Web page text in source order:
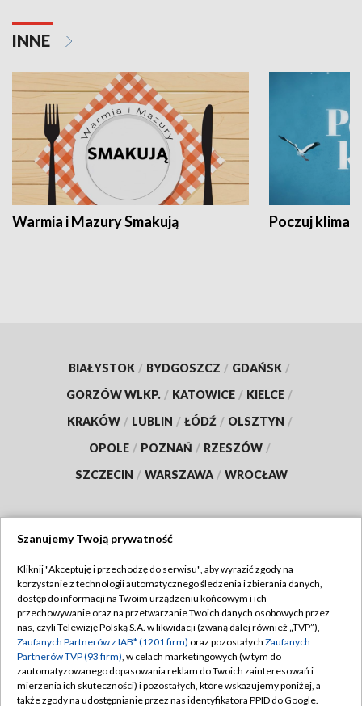
INNE
Warmia i Mazury Smakują Poczuj klimat
BIAŁYSTOK / BYDGOSZCZ / GDAŃSK /
GORZÓW WLKP. / KATOWICE / KIELCE /
KRAKÓW / LUBLIN / ŁÓDŹ / OLSZTYN /
OPOLE / POZNAŃ / RZESZÓW /
SZCZECIN / WARSZAWA / WROCŁAW
TVP
Abonament TVP
Emisja w TVP
Centrum informacji TVP
Naziemna Telewizja Cyfrowa
Regulamin TVP
Polityka prywatności
Moje zgody
Pomoc
Szanujemy Twoją prywatność
Kliknij "Akceptuję i przechodzę do serwisu", aby wyrazić zgody na
korzystanie z technologii automatycznego śledzenia i zbierania danych,
dostęp do informacji na Twoim urządzeniu końcowym i ich
przechowywanie oraz na przetwarzanie Twoich danych osobowych przez
nas, czyli Telewizję Polską S.A. w likwidacji (zwaną dalej również „TVP”),
Zaufanych Partnerów z IAB* (1201 firm) oraz pozostałych Zaufanych
Partnerów TVP (93 firm), w celach marketingowych (w tym do
zautomatyzowanego dopasowania reklam do Twoich zainteresowań i
mierzenia ich skuteczności) i pozostałych, które wskazujemy poniżej, a
także zgody na udostępnianie przez nas identyfikatora PPID do Google.